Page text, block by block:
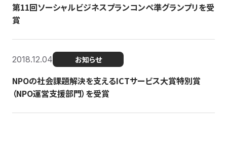
第11回ソーシャルビジネスプランコンペ準グランプリを受
賞
2018.12.04 お知らせ
NPOの社会課題解決を支えるICTサービス大賞特別賞
（NPO運営支援部門）を受賞